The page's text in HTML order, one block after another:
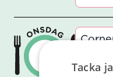
med
Tacka